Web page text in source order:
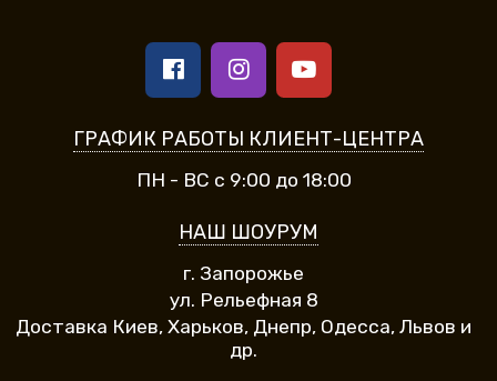
ГРАФИК РАБОТЫ КЛИЕНТ-ЦЕНТРА
ПН - ВС с 9:00 до 18:00
НАШ ШОУРУМ
г. Запорожье
ул. Рельефная 8
Доставка Киев, Харьков, Днепр, Одесса, Львов и
др.